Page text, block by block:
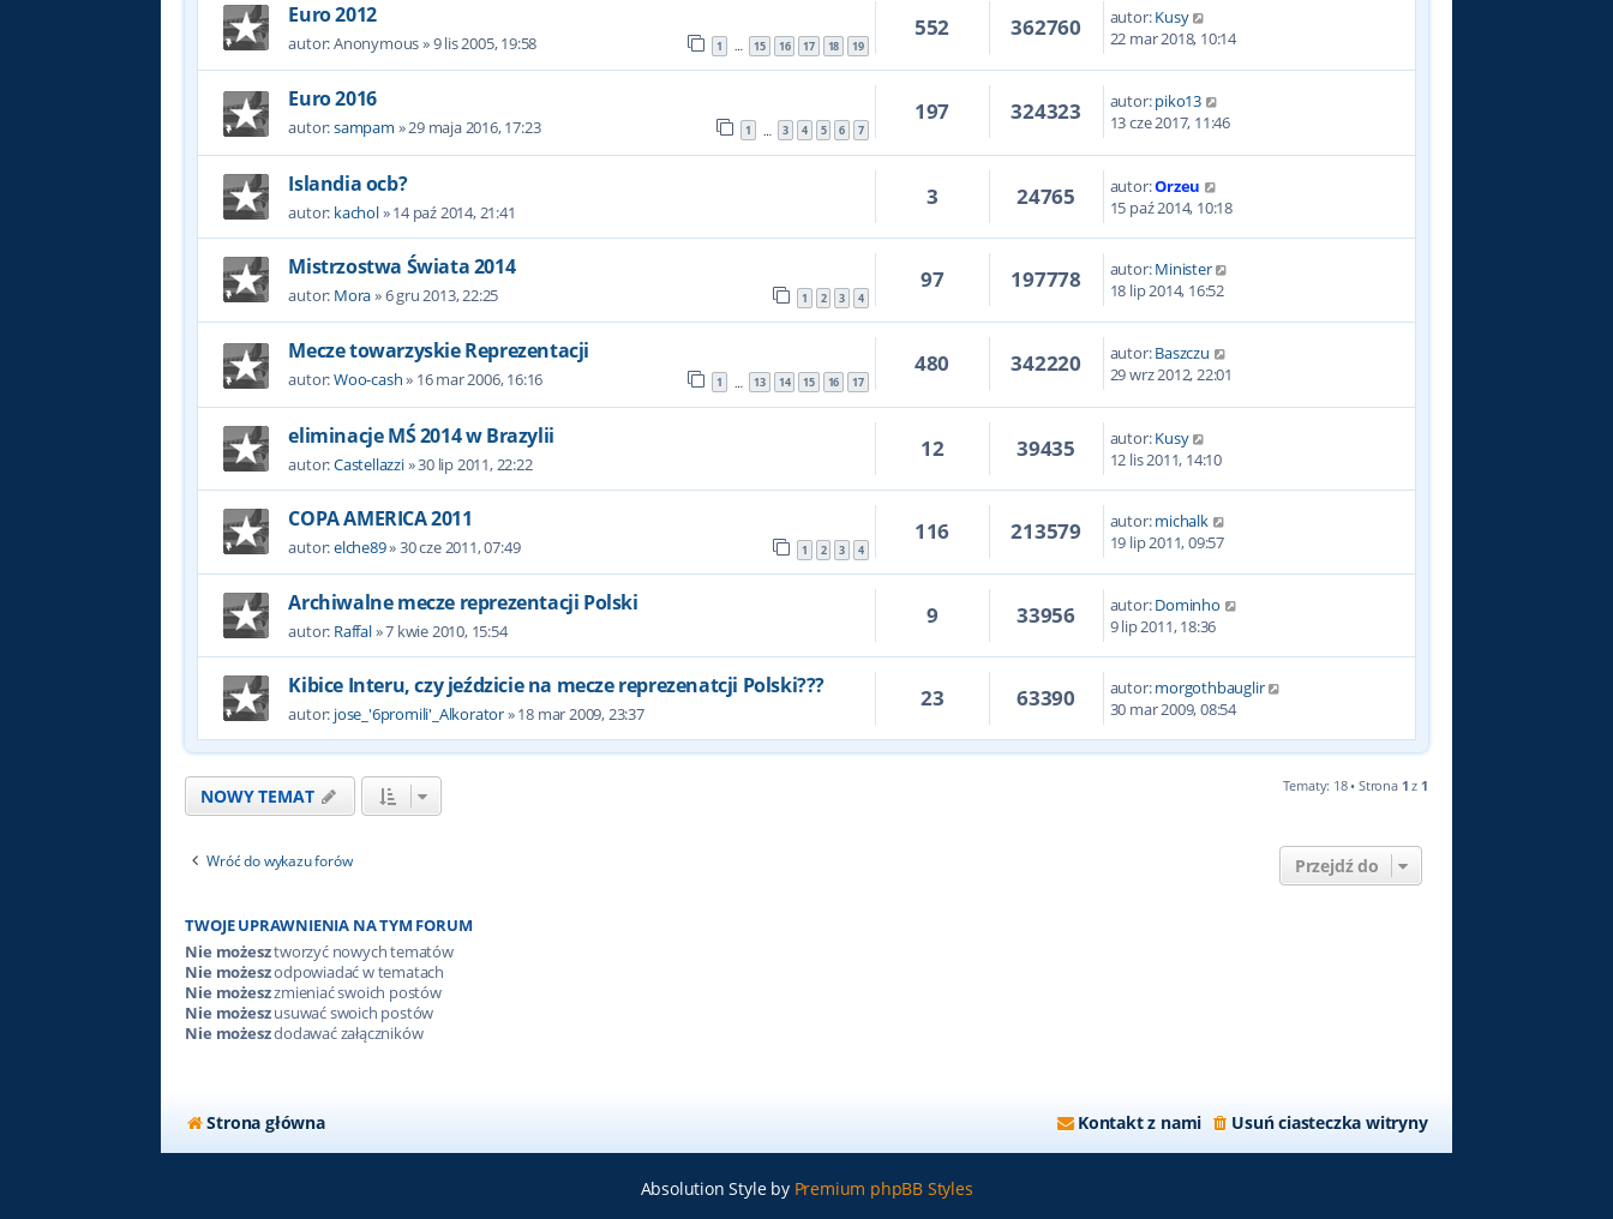
Euro 2012
autor:Anonymous»9 lis 2005, 19:58 1 … 15 16 17 18 19
552 362760 autor:Kusy
22 mar 2018, 10:14
Euro 2016
autor:sampam »29 maja 2016, 17:23 1 … 3 4 5 6 7
197 324323 autor:piko13
13 cze 2017, 11:46
Islandia ocb?
autor: kachol»14 paź 2014, 21:41
3 24765 autor:Orzeu
15 paź 2014, 10:18
Mistrzostwa Świata 2014
autor: Mora»6 gru 2013, 22:25 1 2 3 4
97 197778 autor:Minister
18 lip 2014, 16:52
Mecze towarzyskie Reprezentacji
autor:Woo-cash» 16 mar 2006, 16:16 1 … 13 14 15 16 17
480 342220 autor:Baszczu
29 wrz 2012, 22:01
eliminacje MŚ 2014 w Brazylii
autor:Castellazzi»30 lip 2011, 22:22
12 39435 autor:Kusy
12 lis 2011, 14:10
COPA AMERICA 2011
autor:elche89»30 cze 2011, 07:49 1 2 3 4
116 213579 autor:michalk
19 lip 2011, 09:57
Archiwalne mecze reprezentacji Polski
autor: Raffal»7 kwie 2010, 15:54
9 33956 autor:Dominho
9 lip 2011, 18:36
Kibice Interu, czy jeździcie na mecze reprezenatcji Polski???
autor: jose_'6promili'_Alkorator»18 mar 2009, 23:37
23 63390 autor:morgothbauglir
30 mar 2009, 08:54
NOWY TEMAT Tematy: 18 • Strona 1 z 1
Wróć do wykazu forów Przejdź do
TWOJE UPRAWNIENIA NA TYM FORUM
Nie możesztworzyć nowych tematów
Nie możeszodpowiadać w tematach
Nie możeszzmieniać swoich postów
Nie możeszusuwać swoich postów
Nie możeszdodawać załączników
Strona główna Usuń ciasteczka witryny
Kontakt z nami
Absolution Style by Premium phpBB Styles